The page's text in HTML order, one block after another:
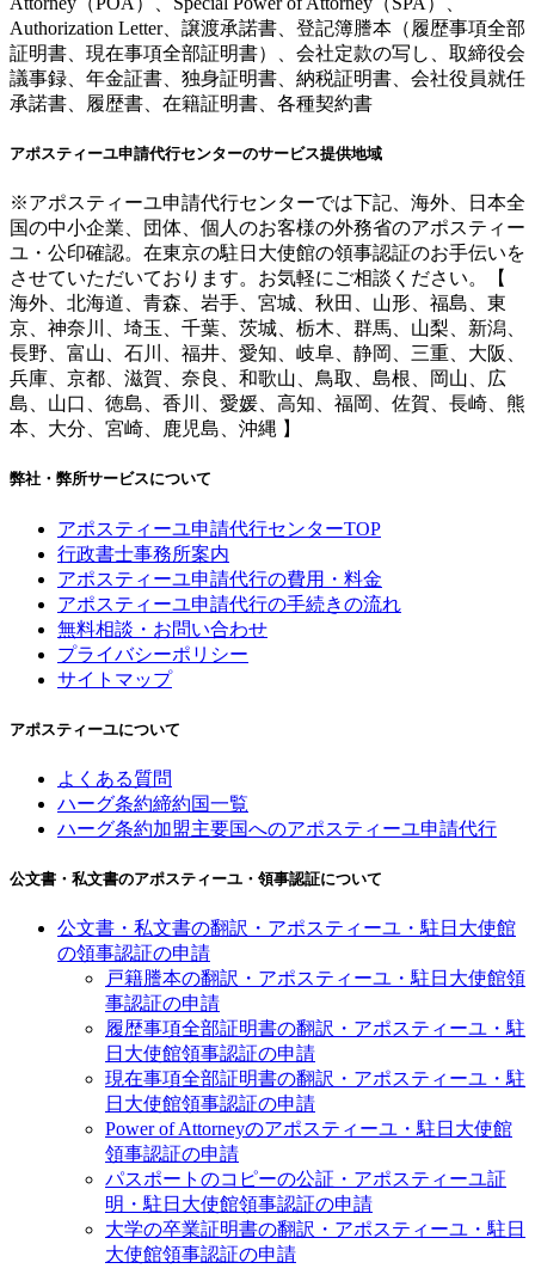
Authorization Letter、譲渡承諾書、登記簿謄本（履歴事項全部
証明書、現在事項全部証明書）、会社定款の写し、取締役会
議事録、年金証書、独身証明書、納税証明書、会社役員就任
承諾書、履歴書、在籍証明書、各種契約書
アポスティーユ申請代行センターのサービス提供地域
※アポスティーユ申請代行センターでは下記、海外、日本全
国の中小企業、団体、個人のお客様の外務省のアポスティー
ユ・公印確認。在東京の駐日大使館の領事認証のお手伝いを
させていただいております。お気軽にご相談ください。【
海外、北海道、青森、岩手、宮城、秋田、山形、福島、東
京、神奈川、埼玉、千葉、茨城、栃木、群馬、山梨、新潟、
長野、富山、石川、福井、愛知、岐阜、静岡、三重、大阪、
兵庫、京都、滋賀、奈良、和歌山、鳥取、島根、岡山、広
島、山口、徳島、香川、愛媛、高知、福岡、佐賀、長崎、熊
本、大分、宮崎、鹿児島、沖縄 】
弊社・弊所サービスについて
アポスティーユ申請代行センターTOP
行政書士事務所案内
アポスティーユ申請代行の費用・料金
アポスティーユ申請代行の手続きの流れ
無料相談・お問い合わせ
プライバシーポリシー
サイトマップ
アポスティーユについて
よくある質問
ハーグ条約締約国一覧
ハーグ条約加盟主要国へのアポスティーユ申請代行
公文書・私文書のアポスティーユ・領事認証について
公文書・私文書の翻訳・アポスティーユ・駐日大使館
の領事認証の申請
戸籍謄本の翻訳・アポスティーユ・駐日大使館領
事認証の申請
履歴事項全部証明書の翻訳・アポスティーユ・駐
日大使館領事認証の申請
現在事項全部証明書の翻訳・アポスティーユ・駐
日大使館領事認証の申請
Power of Attorneyのアポスティーユ・駐日大使館
領事認証の申請
パスポートのコピーの公証・アポスティーユ証
明・駐日大使館領事認証の申請
大学の卒業証明書の翻訳・アポスティーユ・駐日
大使館領事認証の申請